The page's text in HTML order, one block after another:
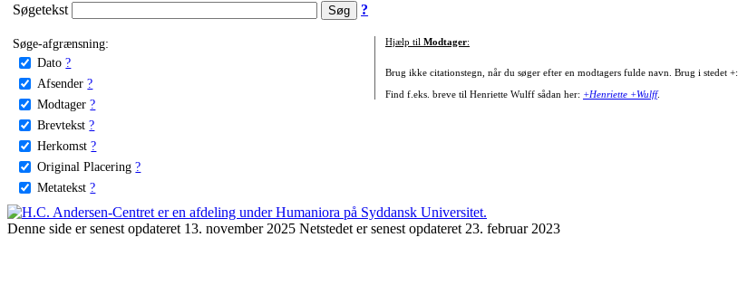
Søgetekst ?
Søge-afgrænsning:
Dato ?
Afsender ?
Modtager ?
Brevtekst ?
Herkomst ?
Original Placering ?
Metatekst ?
Hjælp til Modtager:
Brug ikke citationstegn, når du søger efter en modtagers fulde navn. Brug i stedet +:
Find f.eks. breve til Henriette Wulff sådan her: +Henriette +Wulff.
Denne side er senest opdateret 13. november 2025 Netstedet er senest opdateret 23. februar 2023